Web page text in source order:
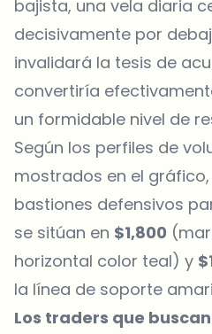
bajista, una vela diaria
decisivamente por
invalidará la tesis de
convertiría
un formidable nivel de
Según los perfiles de
mostrados en el
bastiones defensivos
se sitúan en $1,800
horizontal color teal) y
la línea de soporte
Los traders que